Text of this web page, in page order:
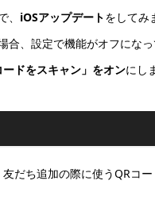
iOSアップデートをしてみ
合、設定で機能がオフになっ
ドをスキャン」をオンにし
友だち追加の際に使うQRコ